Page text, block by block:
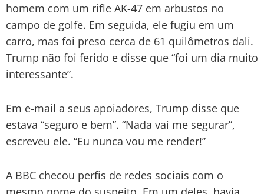
homem com um rifle AK-47 em arbustos no
campo de golfe. Em seguida, ele fugiu em um
carro, mas foi preso cerca de 61 quilômetros dali.
Trump não foi ferido e disse que “foi um dia muito
interessante”.
Em e-mail a seus apoiadores, Trump disse que
estava “seguro e bem”. “Nada vai me segurar”,
escreveu ele. “Eu nunca vou me render!”
A BBC checou perfis de redes sociais com o